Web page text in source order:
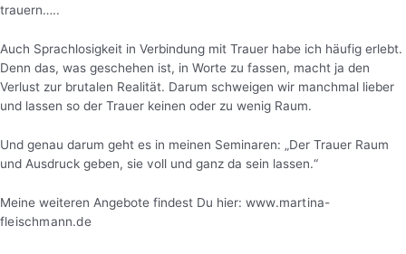
trauern…..
Auch Sprachlosigkeit in Verbindung mit Trauer habe ich häufig erlebt.
Denn das, was geschehen ist, in Worte zu fassen, macht ja den
Verlust zur brutalen Realität. Darum schweigen wir manchmal lieber
und lassen so der Trauer keinen oder zu wenig Raum.
Und genau darum geht es in meinen Seminaren: „Der Trauer Raum
und Ausdruck geben, sie voll und ganz da sein lassen.“
Meine weiteren Angebote findest Du hier: www.martina-
fleischmann.de